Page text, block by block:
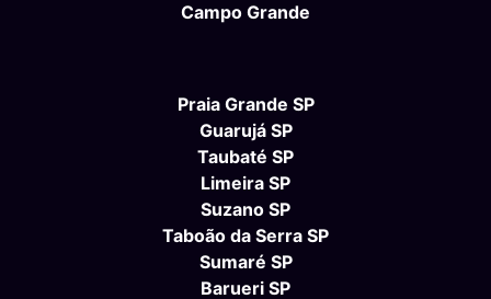
Campo Grande
Praia Grande SP
Guarujá SP
Taubaté SP
Limeira SP
Suzano SP
Taboão da Serra SP
Sumaré SP
Barueri SP